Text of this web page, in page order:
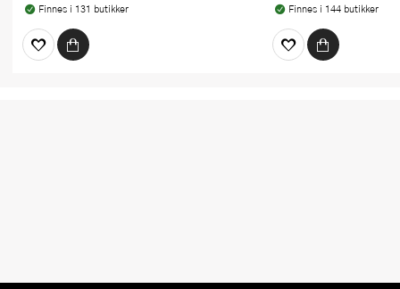
Finnes i 131 butikker
Finnes i 144 butikker